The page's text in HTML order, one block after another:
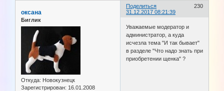
Поделиться
230
31.12.2017 08:21:39
оксана
Биглик
Откуда: Новокузнецк
Зарегистрирован: 16.01.2008
Уважаемые модератор и
администратор, а куда
исчезла тема "И так бывает"
в разделе "Что надо знать при
приобретении щенка" ?